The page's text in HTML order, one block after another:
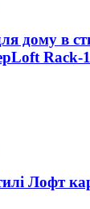
дому в
Rack-
Лофт